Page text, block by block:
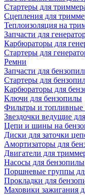
Стартеры для
Сцепления для
Теплоизоляция на
Запчасти для
Карбюраторы для
Стартеры для
Ремни
Запчасти для
Стартеры для
Карбюраторы для
Ключи для бензопилы
Фильтры и топливные
Звездочки ведущие
Цепи и шины на
Диски для заточки
Амортизаторы для
Двигатели для
Насосы для бензопилы
Поршневые группы
Прокладки для
Маховики зажигания